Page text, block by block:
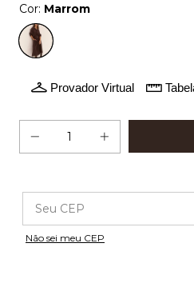
Cor: Marrom
Provador Virtual
Não sei meu CEP